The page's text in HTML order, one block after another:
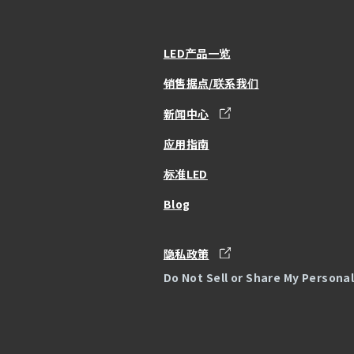
LED产品一览
销售据点/联系我们
新闻中心
应用指南
标准LED
Blog
隐私政策
Do Not Sell or Share My